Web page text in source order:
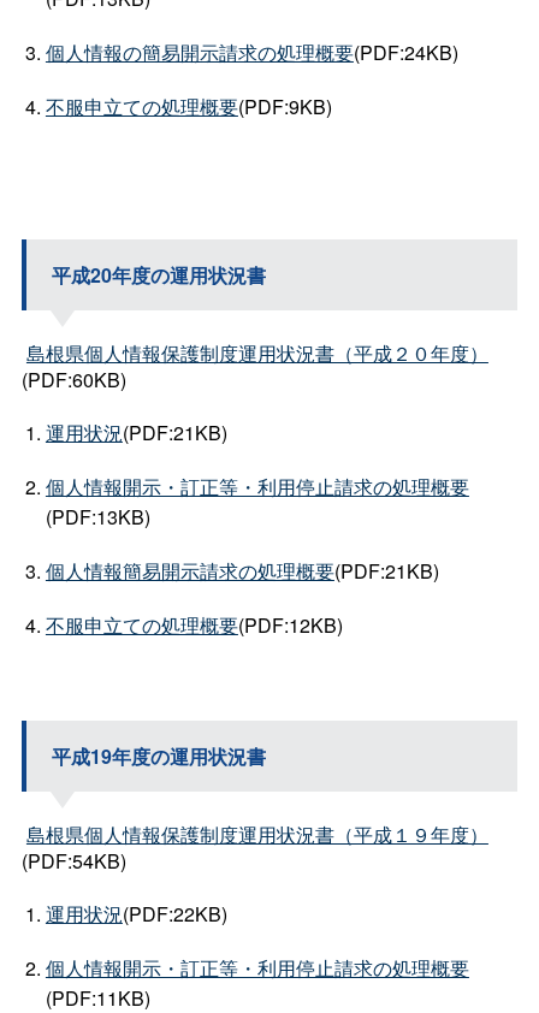
個人情報の簡易開示請求の処理概要(PDF:24KB)
不服申立ての処理概要(PDF:9KB)
平成20年度の運用状況書
島根県個人情報保護制度運用状況書（平成２０年度）
(PDF:60KB)
運用状況(PDF:21KB)
個人情報開示・訂正等・利用停止請求の処理概要
(PDF:13KB)
個人情報簡易開示請求の処理概要(PDF:21KB)
不服申立ての処理概要(PDF:12KB)
平成19年度の運用状況書
島根県個人情報保護制度運用状況書（平成１９年度）
(PDF:54KB)
運用状況(PDF:22KB)
個人情報開示・訂正等・利用停止請求の処理概要
(PDF:11KB)